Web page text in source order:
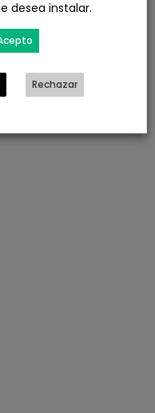
desea instalar.
Rechazar